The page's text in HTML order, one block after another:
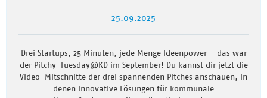
25.09.2025
Drei Startups, 25 Minuten, jede Menge Ideenpower – das war
der Pitchy-Tuesday@KD im September! Du kannst dir jetzt die
Video-Mitschnitte der drei spannenden Pitches anschauen, in
denen innovative Lösungen für kommunale